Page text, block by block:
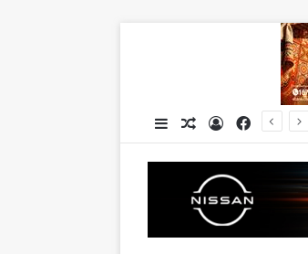
فيسبوكتسجيل الدخول
مقال عشوائي
إضافة عمود جانبي